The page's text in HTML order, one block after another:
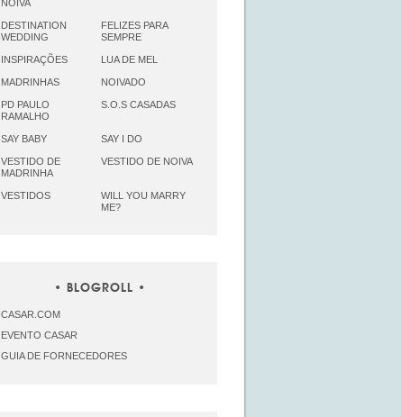
NOIVA
DESTINATION
WEDDING
FELIZES PARA
SEMPRE
INSPIRAÇÕES LUA DE MEL
MADRINHAS NOIVADO
PD PAULO
RAMALHO
S.O.S CASADAS
SAY BABY SAY I DO
VESTIDO DE
MADRINHA
VESTIDO DE NOIVA
VESTIDOS
WILL YOU MARRY
ME?
BLOGROLL
CASAR.COM
EVENTO CASAR
GUIA DE FORNECEDORES